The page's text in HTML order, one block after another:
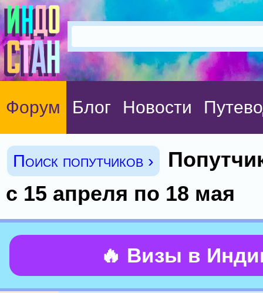
Форум Блог Новости
Поиск попутчиков ›
с 15 апреля по 18 мая
🔥 Визы в